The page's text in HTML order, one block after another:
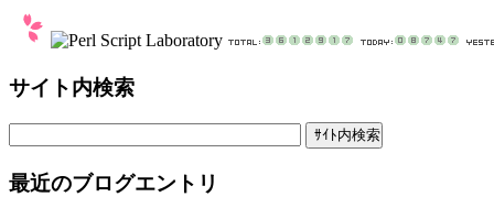
サイト内検索
最近のブログエントリ